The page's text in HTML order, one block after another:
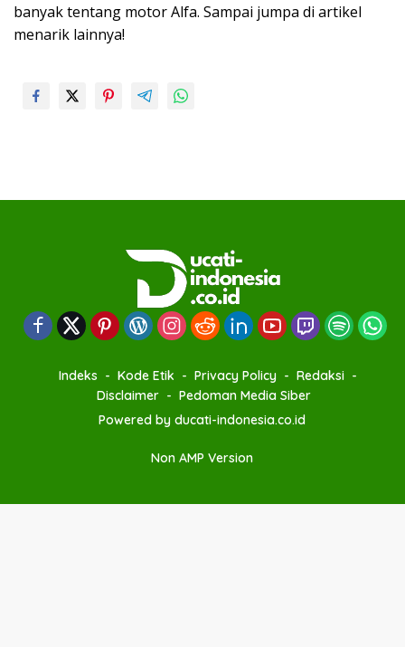
banyak tentang motor Alfa. Sampai jumpa di artikel
menarik lainnya!
Indeks Kode Etik Privacy Policy
Redaksi
Disclaimer
Pedoman Media Siber
Powered by ducati-indonesia.co.id
Non AMP Version